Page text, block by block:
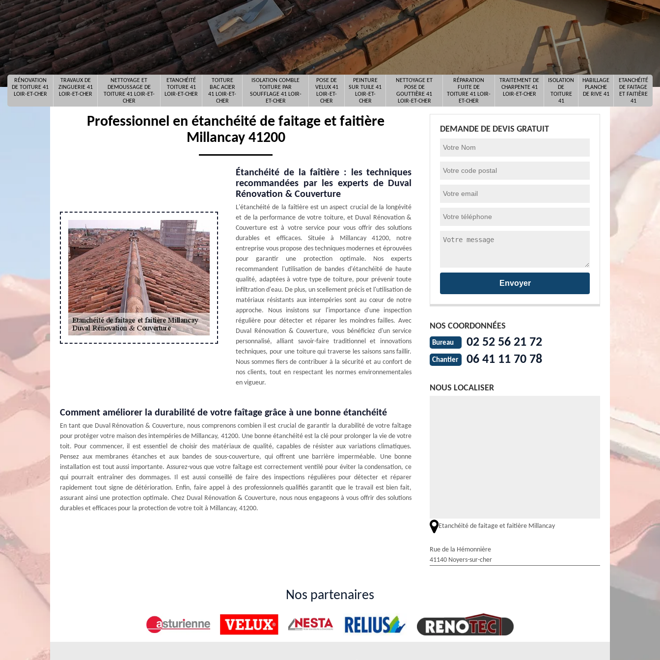
RÉNOVATION
DE TOITURE 41
LOIR-ET-CHER
TRAVAUX DE
ZINGUERIE 41
LOIR-ET-CHER
NETTOYAGE ET
DEMOUSSAGE DE
TOITURE 41 LOIR-ET-
CHER
ETANCHÉITÉ
TOITURE 41
LOIR-ET-CHER
TOITURE
BAC ACIER
41 LOIR-ET-
CHER
ISOLATION COMBLE
TOITURE PAR
SOUFFLAGE 41 LOIR-
ET-CHER
POSE DE
VELUX 41
LOIR-ET-
CHER
PEINTURE
SUR TUILE 41
LOIR-ET-
CHER
NETTOYAGE ET
POSE DE
GOUTTIÈRE 41
LOIR-ET-CHER
RÉPARATION
FUITE DE
TOITURE 41 LOIR-
ET-CHER
TRAITEMENT DE
CHARPENTE 41
LOIR-ET-CHER
ISOLATION
DE
TOITURE
41
HABILLAGE
PLANCHE
DE RIVE 41
ETANCHÉITÉ
DE FAITAGE
ET FAITIÈRE
41
Professionnel en étanchéité de faitage et faitière
Millancay 41200
Étanchéité de la faîtière : les techniques
recommandées par les experts de Duval
Rénovation & Couverture
L'étanchéité de la faîtière est un aspect crucial de la longévité
et de la performance de votre toiture, et Duval Rénovation &
Couverture est à votre service pour vous offrir des solutions
durables et efficaces. Située à Millancay 41200, notre
entreprise vous propose des techniques modernes et éprouvées
pour garantir une protection optimale. Nos experts
recommandent l'utilisation de bandes d'étanchéité de haute
qualité, adaptées à votre type de toiture, pour prévenir toute
infiltration d'eau. De plus, un scellement précis et l'utilisation de
matériaux résistants aux intempéries sont au cœur de notre
approche. Nous insistons sur l'importance d'une inspection
régulière pour détecter et réparer les moindres failles. Avec
Duval Rénovation & Couverture, vous bénéficiez d'un service
personnalisé, alliant savoir-faire traditionnel et innovations
techniques, pour une toiture qui traverse les saisons sans faillir.
Nous sommes fiers de contribuer à la sécurité et au confort de
nos clients, tout en respectant les normes environnementales
en vigueur.
Comment améliorer la durabilité de votre faîtage grâce à une bonne étanchéité
En tant que Duval Rénovation & Couverture, nous comprenons combien il est crucial de garantir la durabilité de votre faîtage
pour protéger votre maison des intempéries de Millancay, 41200. Une bonne étanchéité est la clé pour prolonger la vie de votre
toit. Pour commencer, il est essentiel de choisir des matériaux de qualité, capables de résister aux variations climatiques.
Pensez aux membranes étanches et aux bandes de sous-couverture, qui offrent une barrière imperméable. Une bonne
installation est tout aussi importante. Assurez-vous que votre faîtage est correctement ventilé pour éviter la condensation, ce
qui pourrait entraîner des dommages. Il est aussi conseillé de faire des inspections régulières pour détecter et réparer
rapidement tout signe de détérioration. Enfin, faire appel à des professionnels qualifiés garantit que le travail est bien fait,
assurant ainsi une protection optimale. Chez Duval Rénovation & Couverture, nous nous engageons à vous offrir des solutions
durables et efficaces pour la protection de votre toit à Millancay, 41200.
DEMANDE DE DEVIS GRATUIT
NOS COORDONNÉES
Bureau 02 52 56 21 72
Chantier 06 41 11 70 78
NOUS LOCALISER
Etanchéité de faitage et faitière Millancay
Rue de la Hémonnière
41140 Noyers-sur-cher
Nos partenaires